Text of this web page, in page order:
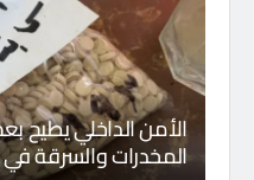
الأمن الداخلي يطيح
المخدرات والسرقة في